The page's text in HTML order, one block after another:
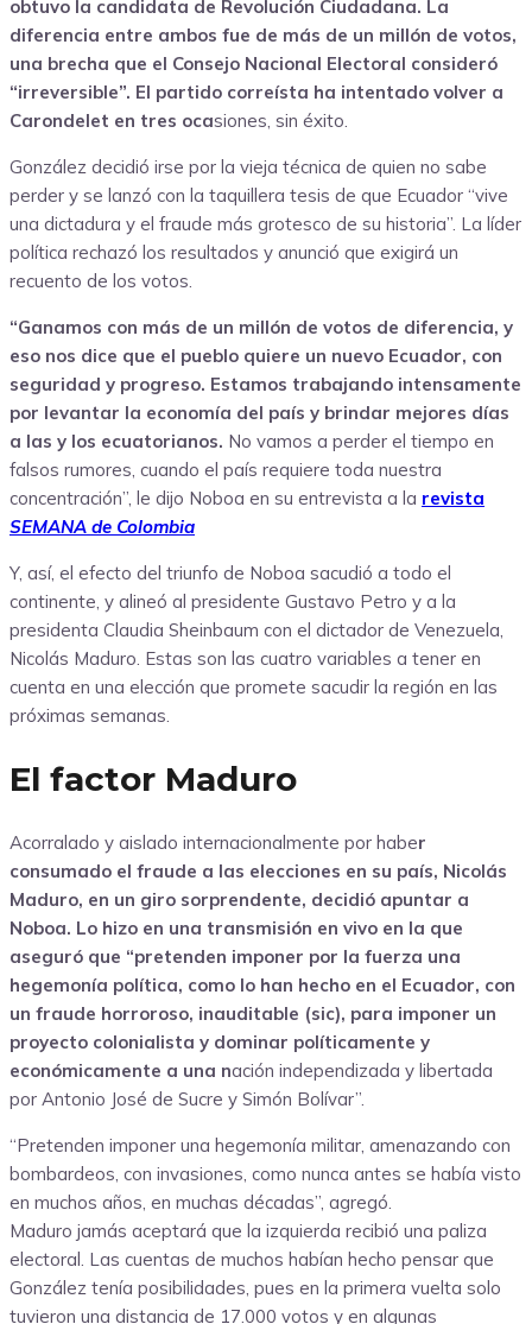
obtuvo la candidata de Revolución Ciudadana. La
diferencia entre ambos fue de más de un millón de votos,
una brecha que el Consejo Nacional Electoral consideró
“irreversible”. El partido correísta ha intentado volver a
Carondelet en tres ocasiones, sin éxito.
González decidió irse por la vieja técnica de quien no sabe
perder y se lanzó con la taquillera tesis de que Ecuador “vive
una dictadura y el fraude más grotesco de su historia”. La líder
política rechazó los resultados y anunció que exigirá un
recuento de los votos.
“Ganamos con más de un millón de votos de diferencia, y
eso nos dice que el pueblo quiere un nuevo Ecuador, con
seguridad y progreso. Estamos trabajando intensamente
por levantar la economía del país y brindar mejores días
a las y los ecuatorianos. No vamos a perder el tiempo en
falsos rumores, cuando el país requiere toda nuestra
concentración”, le dijo Noboa en su entrevista a la revista
SEMANA de Colombia
Y, así, el efecto del triunfo de Noboa sacudió a todo el
continente, y alineó al presidente Gustavo Petro y a la
presidenta Claudia Sheinbaum con el dictador de Venezuela,
Nicolás Maduro. Estas son las cuatro variables a tener en
cuenta en una elección que promete sacudir la región en las
próximas semanas.
El factor Maduro
Acorralado y aislado internacionalmente por haber
consumado el fraude a las elecciones en su país, Nicolás
Maduro, en un giro sorprendente, decidió apuntar a
Noboa. Lo hizo en una transmisión en vivo en la que
aseguró que “pretenden imponer por la fuerza una
hegemonía política, como lo han hecho en el Ecuador, con
un fraude horroroso, inauditable (sic), para imponer un
proyecto colonialista y dominar políticamente y
económicamente a una nación independizada y libertada
por Antonio José de Sucre y Simón Bolívar”.
“Pretenden imponer una hegemonía militar, amenazando con
bombardeos, con invasiones, como nunca antes se había visto
en muchos años, en muchas décadas”, agregó.
Maduro jamás aceptará que la izquierda recibió una paliza
electoral. Las cuentas de muchos habían hecho pensar que
González tenía posibilidades, pues en la primera vuelta solo
tuvieron una distancia de 17.000 votos y en algunas